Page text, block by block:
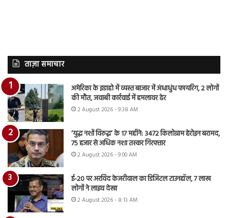
ताज़ा समाचार
अमेरिका के इडाहो में व्यस्त बाजार में अंधाधुंध फायरिंग, 2 लोगों
की मौत, जवाबी कार्रवाई में हमलावर ढेर
2 August 2026 - 9:38 AM
‘युद्ध नशों विरुद्ध’ के 17 महीने: 3472 किलोग्राम हेरोइन बरामद,
75 हजार से अधिक नशा तस्कर गिरफ्तार
2 August 2026 - 9:00 AM
ई-20 पर अरविंद केजरीवाल का डिजिटल टाउनहॉल, 7 लाख
लोगों ने लाइव देखा
2 August 2026 - 8:13 AM